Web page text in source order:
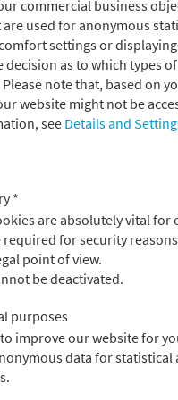
commercial business
used for anonymous
settings or
decision as to which types
note that, based on
website might not be
see Details and
*
are absolutely vital for
required for security
point of view.
be deactivated.
purposes
improve our website for
data for statistical
Vorteile bei
und die
und mehr-moduliges
zum mobilen Arbeiten auch
und individuelle
Ihr Eigen-